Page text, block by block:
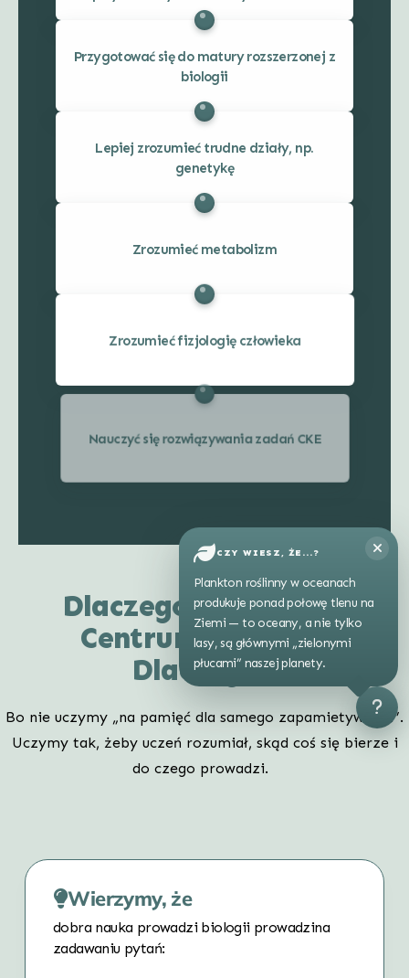
CZY WIESZ, ŻE...?
Plankton roślinny w oceanach
produkuje ponad połowę tlenu na
Ziemi — to oceany, a nie tylko
lasy, są głównymi „zielonymi
płucami” naszej planety.
Przygotować się do matury rozszerzonej z
biologii
Lepiej zrozumieć trudne działy, np.
genetykę
Zrozumieć metabolizm
Zrozumieć fizjologię człowieka
Nauczyć się rozwiązywania zadań CKE
Dlaczego biologia w
Centrum Edukacji
Dlaczego?
Bo nie uczymy „na pamięć dla samego zapamietywania”.
Uczymy tak, żeby uczeń rozumiał, skąd coś się bierze i
do czego prowadzi.
Wierzymy, że
dobra nauka prowadzi biologii prowadzina
zadawaniu pytań: